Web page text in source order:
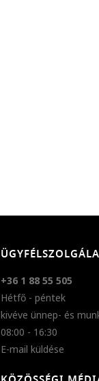
+36 1 88 55 505
Hétfő - péntek
kivéve ünnep- és
08:00 - 16:30
E-mail küldése